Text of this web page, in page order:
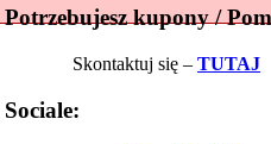
Potrzebujesz kupony /
Skontaktuj się – TUTAJ
Sociale: